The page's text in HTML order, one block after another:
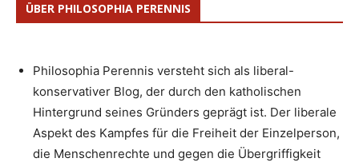
ÜBER PHILOSOPHIA PERENNIS
Philosophia Perennis versteht sich als liberal-
konservativer Blog, der durch den katholischen
Hintergrund seines Gründers geprägt ist. Der liberale
Aspekt des Kampfes für die Freiheit der Einzelperson,
die Menschenrechte und gegen die Übergriffigkeit